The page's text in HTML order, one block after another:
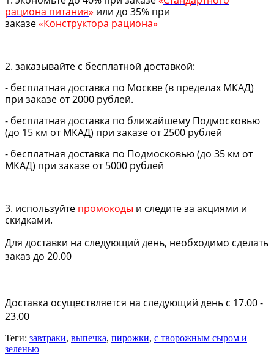
рациона питания» или до 35% при
заказе«Конструктора рациона»
2. заказывайте с бесплатной доставкой:
- бесплатная доставка по Москве (в пределах МКАД)
при заказе от 2000 рублей.
- бесплатная доставка по ближайшему Подмосковью
(до 15 км от МКАД) при заказе от 2500 рублей
- бесплатная доставка по Подмосковью (до 35 км от
МКАД) при заказе от 5000 рублей
3. используйте промокоды и следите за акциями и
скидками.
Для доставки на следующий день, необходимо сделать
заказ до 20.00
Доставка осуществляется на следующий день с 17.00 -
23.00
Теги: завтраки, выпечка, пирожки, с творожным сыром и
зеленью